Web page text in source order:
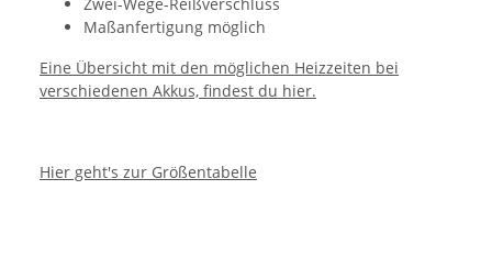
Maßanfertigung möglich
Eine Übersicht mit den möglichen Heizzeiten bei
verschiedenen Akkus, findest du hier.
Hier geht's zur Größentabelle